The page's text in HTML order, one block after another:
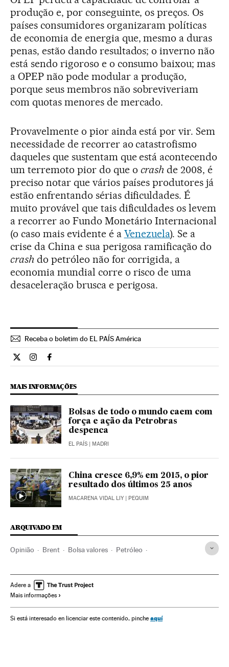
produção e, por conseguinte, os preços. Os
países consumidores organizaram políticas
de economia de energia que, mesmo a duras
penas, estão dando resultados; o inverno não
está sendo rigoroso e o consumo baixou; mas
a OPEP não pode modular a produção,
porque seus membros não sobreviveriam
com quotas menores de mercado.
Provavelmente o pior ainda está por vir. Sem
necessidade de recorrer ao catastrofismo
daqueles que sustentam que está acontecendo
um terremoto pior do que o crash de 2008, é
preciso notar que vários países produtores já
estão enfrentando sérias dificuldades. É
muito provável que tais dificuldades os levem
a recorrer ao Fundo Monetário Internacional
(o caso mais evidente é a Venezuela). Se a
crise da China e sua perigosa ramificação do
crashdo petróleo não for corrigida, a
economia mundial corre o risco de uma
desaceleração brusca e perigosa.
Receba o boletim do EL PAÍS América
Opiniao El País Brasil en Twitter
Opiniao El País Brasil en Instagram
Opiniao El País Brasil en Facebook
MAIS INFORMAÇÕES
Bolsas de todo o mundo caem com
força e ação da Petrobras
despenca
EL PAÍS | MADRI
China cresce 6,9% em 2015, o pior
resultado dos últimos 25 anos
MACARENA VIDAL LIY | PEQUIM
ARQUIVADO EM
Opinião Brent Bolsa valores Petróleo
Combustíveis Energia não renovável
Fontes energia
Adere a
Mais informações
Si está interesado en licenciar este contenido, pinche aquí